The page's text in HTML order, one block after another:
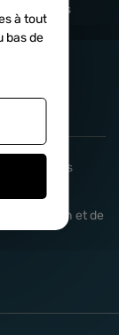
sans frais
en-Artois
de 9h à 13h et de
à tout
bas de